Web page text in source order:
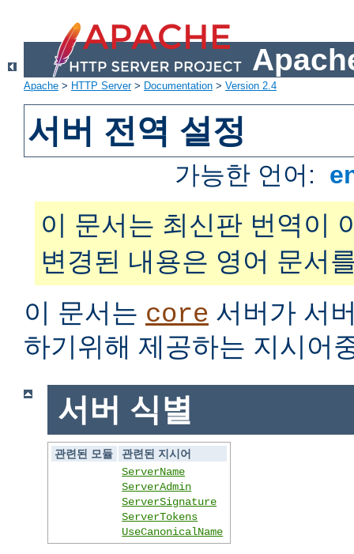
Apache > HTTP Server> Documentation > Version 2.4
서버 전역 설정
가능한 언어:
이 문서는 최신판 번역이
변경된 내용은 영어 문서
이 문서는 core 서버가 서
하기위해 제공하는 지시어
서버 식별
관련된 모듈
관련된 지시어
ServerName
ServerAdmin
ServerSignature
ServerTokens
UseCanonicalName